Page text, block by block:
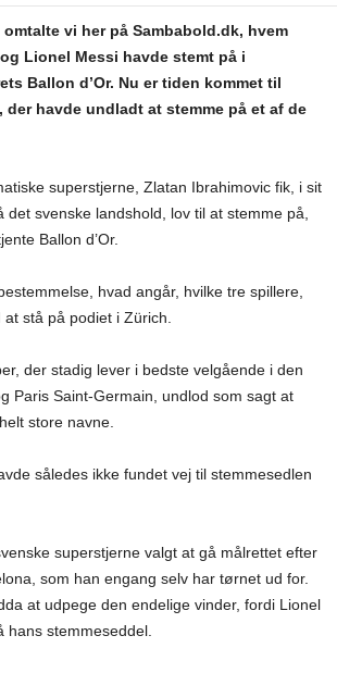
vi her på Sambabold.dk, hvem
Lionel Messi havde stemt på i
Ballon d’Or. Nu er tiden kommet til
der havde undladt at stemme på et af de
superstjerne, Zlatan Ibrahimovic fik, i sit
svenske landshold, lov til at stemme på,
Ballon d’Or.
hvad angår, hvilke tre spillere,
stå på podiet i Zürich.
der stadig lever i bedste velgående i den
Paris Saint-Germain, undlod som sagt at
store navne.
således ikke fundet vej til stemmesedlen
superstjerne valgt at gå målrettet efter
som han engang selv har tørnet ud for.
at udpege den endelige vinder, fordi Lionel
hans stemmeseddel.